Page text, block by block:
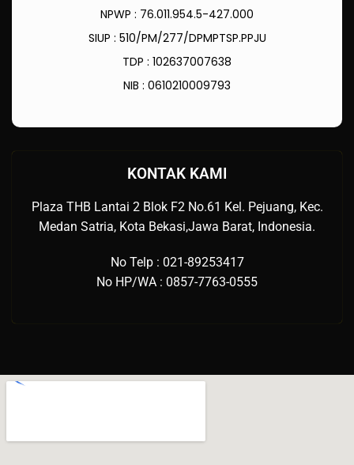
NPWP : 76.011.954.5-427.000
SIUP : 510/PM/277/DPMPTSP.PPJU
TDP : 102637007638
NIB : 0610210009793
KONTAK KAMI
Plaza THB Lantai 2 Blok F2 No.61 Kel. Pejuang, Kec.
Medan Satria, Kota Bekasi,Jawa Barat, Indonesia.
No Telp : 021-89253417
No HP/WA : 0857-7763-0555